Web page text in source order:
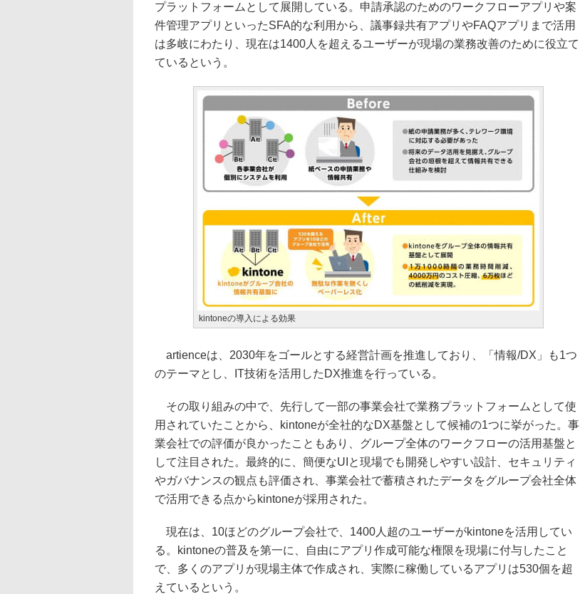
プラットフォームとして展開している。申請承認のためのワークフローアプリや案
件管理アプリといったSFA的な利用から、議事録共有アプリやFAQアプリまで活用
は多岐にわたり、現在は1400人を超えるユーザーが現場の業務改善のために役立て
ているという。
kintoneの導入による効果
artienceは、2030年をゴールとする経営計画を推進しており、「情報/DX」も1つ
のテーマとし、IT技術を活用したDX推進を行っている。
その取り組みの中で、先行して一部の事業会社で業務プラットフォームとして使
用されていたことから、kintoneが全社的なDX基盤として候補の1つに挙がった。事
業会社での評価が良かったこともあり、グループ全体のワークフローの活用基盤と
して注目された。最終的に、簡便なUIと現場でも開発しやすい設計、セキュリティ
やガバナンスの観点も評価され、事業会社で蓄積されたデータをグループ会社全体
で活用できる点からkintoneが採用された。
現在は、10ほどのグループ会社で、1400人超のユーザーがkintoneを活用してい
る。kintoneの普及を第一に、自由にアプリ作成可能な権限を現場に付与したこと
で、多くのアプリが現場主体で作成され、実際に稼働しているアプリは530個を超
えているという。